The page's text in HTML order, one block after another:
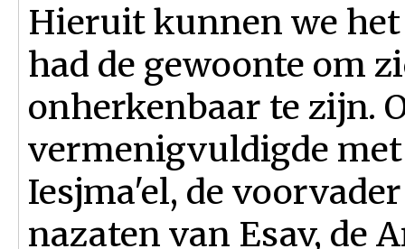
Hieruit kunnen we het
had de gewoonte om
onherkenbaar te zijn.
vermenigvuldigde
Iesjma'el, de
nazaten van Esav, de